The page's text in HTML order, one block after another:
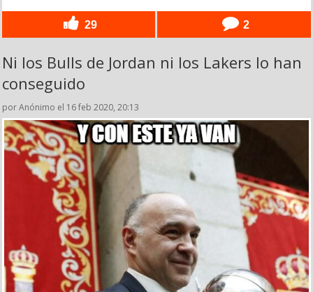
29 2
Ni los Bulls de Jordan ni los Lakers lo han
conseguido
por Anónimo el 16 feb 2020, 20:13